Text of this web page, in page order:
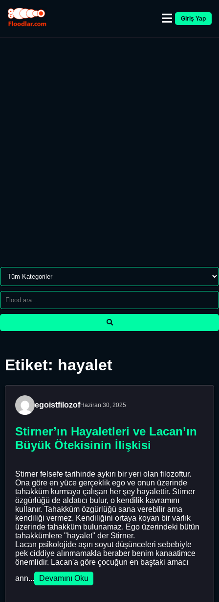
Giriş Yap
Etiket: hayalet
egoistfilozofHaziran 30, 2025
Stirner’ın Hayaletleri ve Lacan’ın
Büyük Ötekisinin İlişkisi
Stirner felsefe tarihinde aykırı bir yeri olan filozoftur.
Ona göre en yüce gerçeklik ego ve onun üzerinde
tahakküm kurmaya çalışan her şey hayalettir. Stirner
özgürlüğü de aldatıcı bulur, o kendilik kavramını
kullanır. Tahakküm özgürlüğü sana verebilir ama
kendiliği vermez. Kendiliğini ortaya koyan bir varlık
üzerinde tahakküm bulunamaz. Ego üzerindeki bütün
tahakkümlere "hayalet" der Stirner.
Lacan psikolojide aşırı soyut düşünceleri sebebiyle
pek ciddiye alınmamakla beraber benim kanaatimce
önemlidir. Lacan'a göre çocuğun en baştaki amacı
ann...
Devamını Oku